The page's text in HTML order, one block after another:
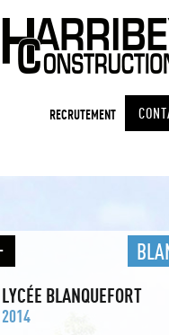
RECRUTEMENT
LYCÉE BLANQUEFORT
2014